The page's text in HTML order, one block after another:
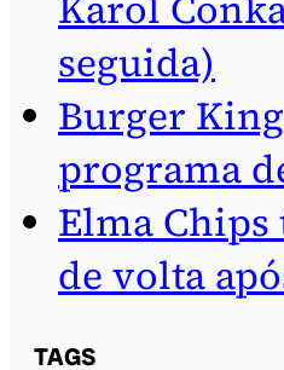
seguida)
Burger
programa
Elma
de volta
TAGS